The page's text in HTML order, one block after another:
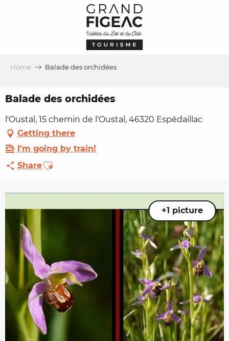
Home Balade des orchidées
Balade des orchidées
l'Oustal, 15 chemin de l'Oustal, 46320 Espédaillac
Getting there
I'm going by train!
ShareAjouter aux favoris
+1 picture